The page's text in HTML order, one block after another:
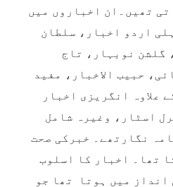
تھیں۔ان اخباروں میں
اردو اخبار، سلطان
گلشن نوبہار، تاج
حبیب الاخبار، مفید
علاوہ انگریزی اخبار
اسٹار، وغیرہ شامل
نگارتھے۔ خبرکی صحت
تھا۔ اخبار کا اسلوب
انداز میں ہوتا تھا جو